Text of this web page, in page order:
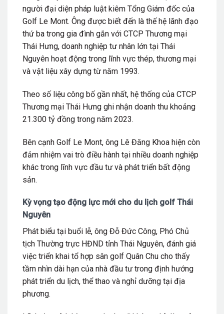
người đại diện pháp luật kiêm Tổng Giám đốc của
Golf Le Mont. Ông được biết đến là thế hệ lãnh đạo
thứ ba trong gia đình gắn với CTCP Thương mại
Thái Hưng, doanh nghiệp tư nhân lớn tại Thái
Nguyên hoạt động trong lĩnh vực thép, thương mại
và vật liệu xây dựng từ năm 1993.
Theo số liệu công bố gần nhất, hệ thống của CTCP
Thương mại Thái Hưng ghi nhận doanh thu khoảng
21.300 tỷ đồng trong năm 2023.
Bên cạnh Golf Le Mont, ông Lê Đăng Khoa hiện còn
đảm nhiệm vai trò điều hành tại nhiều doanh nghiệp
khác trong lĩnh vực đầu tư và phát triển bất động
sản.
Kỳ vọng tạo động lực mới cho du lịch golf Thái
Nguyên
Phát biểu tại buổi lễ, ông Đỗ Đức Công, Phó Chủ
tịch Thường trực HĐND tỉnh Thái Nguyên, đánh giá
việc triển khai tổ hợp sân golf Quân Chu cho thấy
tầm nhìn dài hạn của nhà đầu tư trong định hướng
phát triển du lịch, thể thao và nghỉ dưỡng tại địa
phương.